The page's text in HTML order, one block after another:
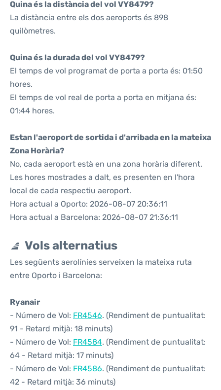
Quina és la distància del vol VY8479?
La distància entre els dos aeroports és 898
quilòmetres.
Quina és la durada del vol VY8479?
El temps de vol programat de porta a porta és: 01:50
hores.
El temps de vol real de porta a porta en mitjana és:
01:44 hores.
Estan l'aeroport de sortida i d'arribada en la mateixa
Zona Horària?
No, cada aeroport està en una zona horària diferent.
Les hores mostrades a dalt, es presenten en l'hora
local de cada respectiu aeroport.
Hora actual a Oporto: 2026-08-07 20:36:11
Hora actual a Barcelona: 2026-08-07 21:36:11
Vols alternatius
Les següents aerolínies serveixen la mateixa ruta
entre Oporto i Barcelona:
Ryanair
- Número de Vol: FR4546. (Rendiment de puntualitat:
91 - Retard mitjà: 18 minuts)
- Número de Vol: FR4584. (Rendiment de puntualitat:
64 - Retard mitjà: 17 minuts)
- Número de Vol: FR4586. (Rendiment de puntualitat:
42 - Retard mitjà: 36 minuts)